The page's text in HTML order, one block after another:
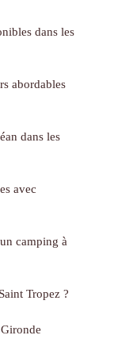
dans les
abordables
dans les
avec
camping à
Tropez ?